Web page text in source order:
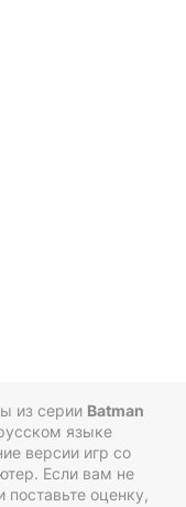
из серии Batman
языке
версии игр со
Если вам не
поставьте оценку,